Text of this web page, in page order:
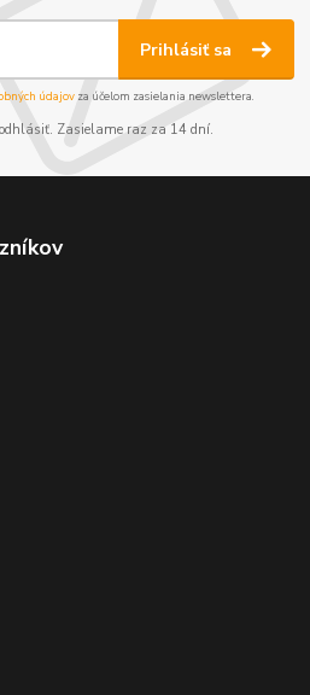
Prihlásiť sa
údajov za účelom zasielania newslettera.
odhlásiť. Zasielame raz za 14 dní.